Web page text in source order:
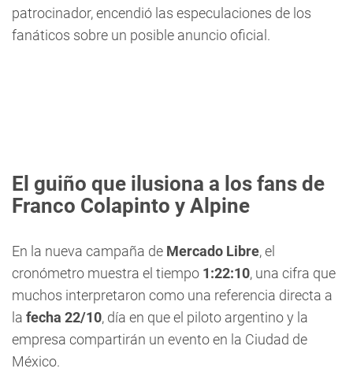
patrocinador, encendió las especulaciones de los
fanáticos sobre un posible anuncio oficial.
El guiño que ilusiona a los fans de
Franco Colapinto y Alpine
En la nueva campaña de Mercado Libre, el
cronómetro muestra el tiempo 1:22:10, una cifra que
muchos interpretaron como una referencia directa a
la fecha 22/10, día en que el piloto argentino y la
empresa compartirán un evento en la Ciudad de
México.